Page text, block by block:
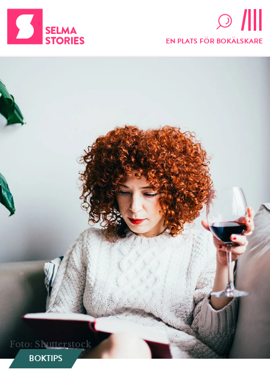
EN PLATS FÖR BOKÄLSKARE
Foto: Shutterstock
BOKTIPS